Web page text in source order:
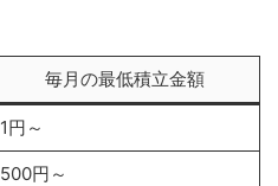
毎月の最低積立金額
1円～
500円～